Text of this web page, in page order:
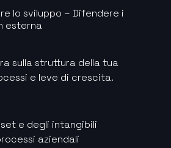
lo sviluppo – Difendere i
esterna
sulla struttura della tua
e leve di crescita.
e degli intangibili
aziendali